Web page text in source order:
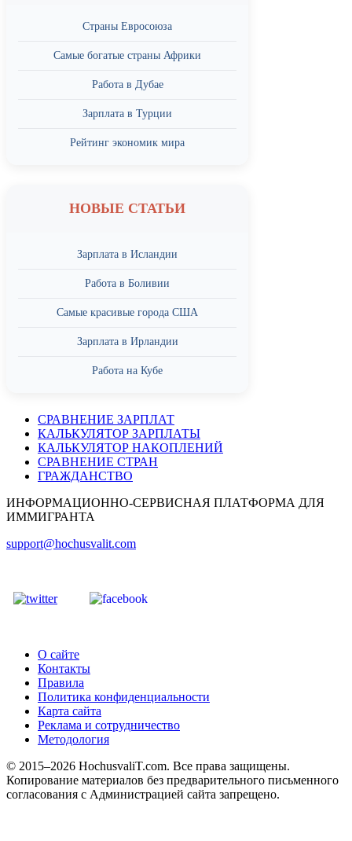
Страны Евросоюза
Самые богатые страны Африки
Работа в Дубае
Зарплата в Турции
Рейтинг экономик мира
НОВЫЕ СТАТЬИ
Зарплата в Исландии
Работа в Боливии
Самые красивые города США
Зарплата в Ирландии
Работа на Кубе
СРАВНЕНИЕ ЗАРПЛАТ
КАЛЬКУЛЯТОР ЗАРПЛАТЫ
КАЛЬКУЛЯТОР НАКОПЛЕНИЙ
СРАВНЕНИЕ СТРАН
ГРАЖДАНСТВО
ИНФОРМАЦИОННО-СЕРВИСНАЯ ПЛАТФОРМА ДЛЯ
ИММИГРАНТА
support@hochusvalit.com
О сайте
Контакты
Правила
Политика конфиденциальности
Карта сайта
Реклама и сотрудничество
Методология
© 2015–2026 HochusvaliT.com. Все права защищены.
Копирование материалов без предварительного письменного
согласования с Администрацией сайта запрещено.